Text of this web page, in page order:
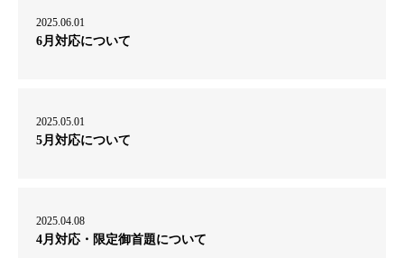
2025.06.01
6月対応について
2025.05.01
5月対応について
2025.04.08
4月対応・限定御首題について